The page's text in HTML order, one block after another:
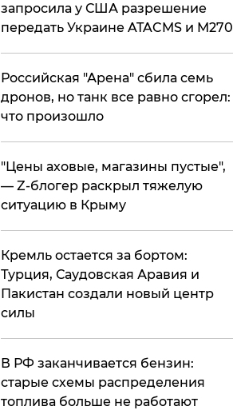
запросила у США разрешение
передать Украине ATACMS и M270
​Российская "Арена" сбила семь
дронов, но танк все равно сгорел:
что произошло
​"Цены аховые, магазины пустые",
— Z-блогер раскрыл тяжелую
ситуацию в Крыму
​Кремль остается за бортом:
Турция, Саудовская Аравия и
Пакистан создали новый центр
силы
​В РФ заканчивается бензин:
старые схемы распределения
топлива больше не работают